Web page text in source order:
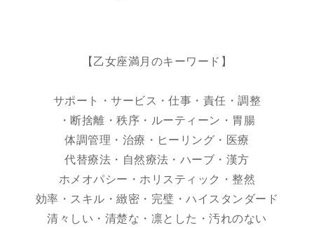
【乙女座満月のキーワード】
サポート・サービス・仕事・責任・調整
・断捨離・秩序・ルーティーン・胃腸
体調管理・治療・ヒーリング・医療
代替療法・自然療法・ハーブ・漢方
ホメオパシー・ホリスティック・整然
効率・スキル・緻密・完璧・ハイスタンダード
清々しい・清楚な・凛とした・汚れのない